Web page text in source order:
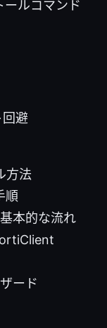
ールコマンド
避
方法
順
本的な流れ
ード